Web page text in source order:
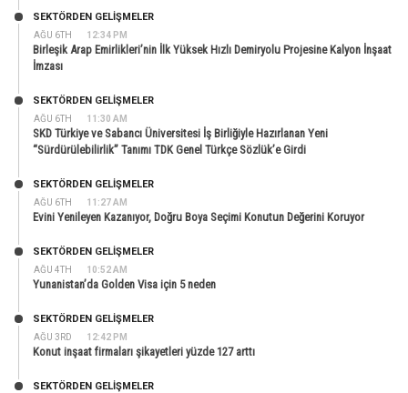
AĞU 6TH 12:34 PM
SEKTÖRDEN GELIŞMELER
Birleşik Arap Emirlikleri’nin İlk Yüksek Hızlı Demiryolu Projesine Kalyon İnşaat
İmzası
AĞU 6TH 11:30 AM
SEKTÖRDEN GELIŞMELER
SKD Türkiye ve Sabancı Üniversitesi İş Birliğiyle Hazırlanan Yeni
“Sürdürülebilirlik” Tanımı TDK Genel Türkçe Sözlük’e Girdi
AĞU 6TH 11:27 AM
SEKTÖRDEN GELIŞMELER
Evini Yenileyen Kazanıyor, Doğru Boya Seçimi Konutun Değerini Koruyor
AĞU 4TH 10:52 AM
SEKTÖRDEN GELIŞMELER
Yunanistan’da Golden Visa için 5 neden
AĞU 3RD 12:42 PM
SEKTÖRDEN GELIŞMELER
Konut inşaat firmaları şikayetleri yüzde 127 arttı
SEKTÖRDEN GELIŞMELER